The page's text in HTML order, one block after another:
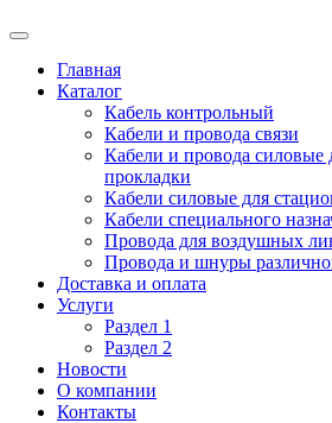
Главная
Каталог
Кабель контрольный
Кабели и провода связи
Кабели и провода силовые
прокладки
Кабели силовые для
Кабели специального
Провода для воздушных
Провода и шнуры
Доставка и оплата
Услуги
Раздел 1
Раздел 2
Новости
О компании
Контакты